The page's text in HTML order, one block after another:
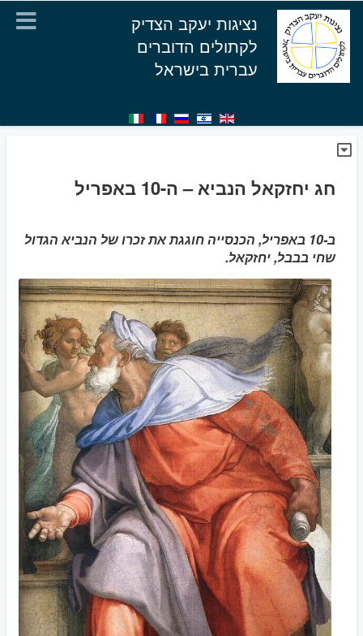
נציגות יעקב הצדיק
לקתולים הדוברים
עברית בישראל
חג יחזקאל הנביא – ה-10 באפריל
ב-10 באפריל, הכנסייה חוגגת את זכרו של הנביא הגדול
שחי בבבל, יחזקאל.